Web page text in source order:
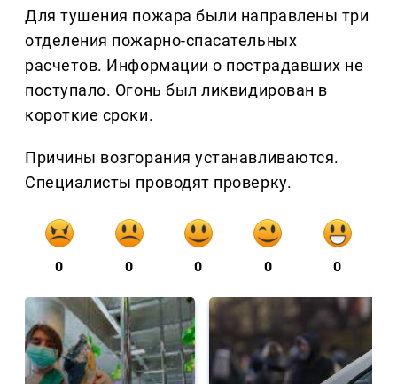
Для тушения пожара были направлены три
отделения пожарно-спасательных
расчетов. Информации о пострадавших не
поступало. Огонь был ликвидирован в
короткие сроки.
Причины возгорания устанавливаются.
Специалисты проводят проверку.
0 0 0 0 0